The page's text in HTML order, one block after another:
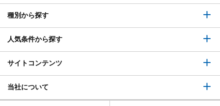
種別から探す
人気条件から探す
サイトコンテンツ
当社について